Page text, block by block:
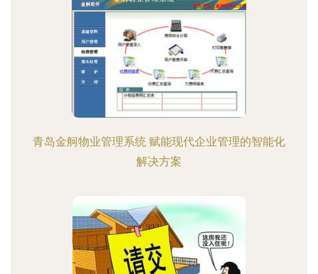
青岛金舸物业管理系统 赋能现代企业管理的智能化
解决方案